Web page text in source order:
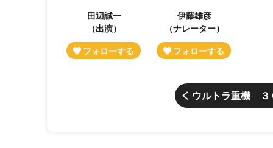
田辺誠一
（出演）
伊藤雄彦
（ナレーター）
ウルトラ重機 ３